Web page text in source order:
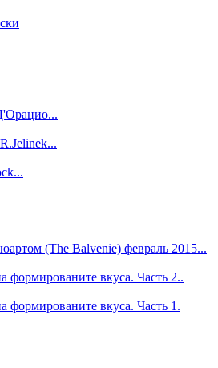
(The Balvenie) февраль 2015...
формированите вкуса. Часть 2..
формированите вкуса. Часть 1.